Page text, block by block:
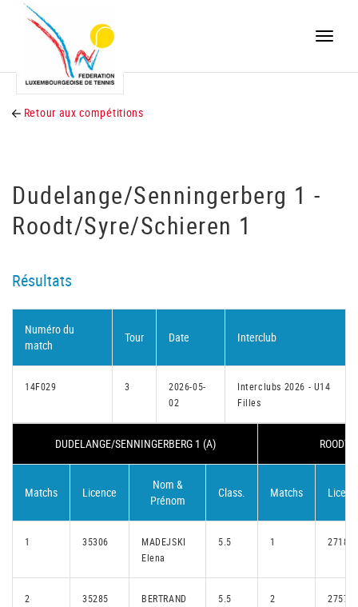
Toggle
Retour aux compétitions
Dudelange/Senningerberg 1 -
Roodt/Syre/Schieren 1
Résultats
Numéro du
match
Tour Date Interclub
14F029 3
2026-05-
02
Interclubs 2026 - U14
Filles
DUDELANGE/SENNINGERBERG 1 (A)
Matchs Licence
Nom &
Prénom
Class. Matchs
1 35306
MADEJSKI
Elena
5.5 1 27185
2 35285
BERTRAND
5.5 2 27571